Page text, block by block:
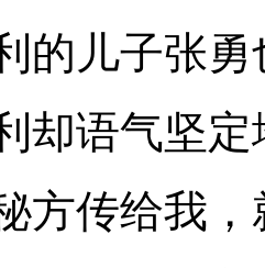
的儿子张
却语气坚
方传给我